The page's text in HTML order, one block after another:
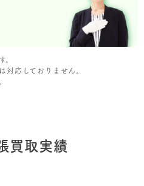
。
対応しておりません。
買取実績